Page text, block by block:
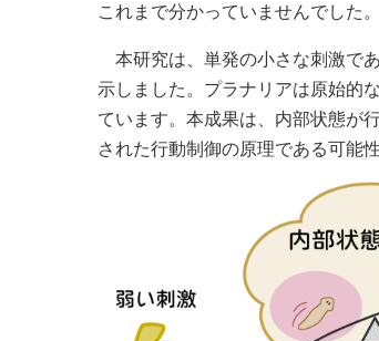
これまで分かっていませんでした。
本研究は、単発の小さな刺激で
示しました。プラナリアは原始的
ています。本成果は、内部状態が
された行動制御の原理である可能